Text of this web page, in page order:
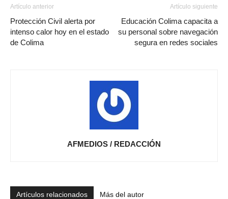
Artículo anterior
Protección Civil alerta por
intenso calor hoy en el estado
de Colima
Artículo siguiente
Educación Colima capacita a
su personal sobre navegación
segura en redes sociales
AFMEDIOS / REDACCIÓN
Artículos relacionados Más del autor